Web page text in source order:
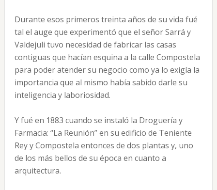
Durante esos primeros treinta años de su vida fué
tal el auge que experimentó que el señor Sarrá y
Valdejuli tuvo necesidad de fabricar las casas
contiguas que hacían esquina a la calle Compostela
para poder atender su negocio como ya lo exigía la
importancia que al mismo había sabido darle su
inteligencia y laboriosidad.
Y fué en 1883 cuando se instaló la Droguería y
Farmacia: “La Reunión” en su edificio de Teniente
Rey y Compostela entonces de dos plantas y, uno
de los más bellos de su época en cuanto a
arquitectura.